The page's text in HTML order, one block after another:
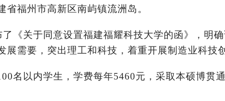
福州市高新区南屿镇流洲岛。
《关于同意设置福建福耀科技大学的函》，明
展需要，突出理工和科技，着重开展制造业科技
名以内学生，学费每年5460元，采取本硕博贯